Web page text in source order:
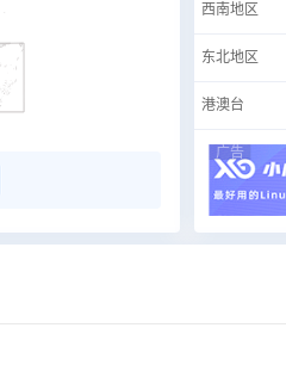
西南地区
东北地区
港澳台
广告